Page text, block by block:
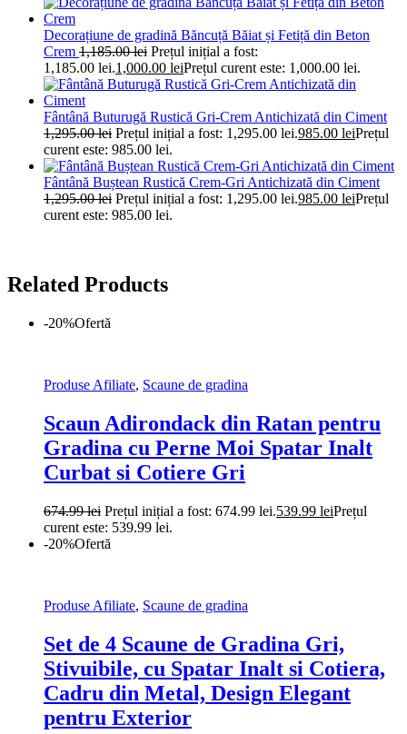
Decorațiune de gradină Băncuță Băiat și Fetiță din Beton
Crem 1,185.00lei Prețul inițial a fost:
1,185.00 lei.1,000.00 leiPrețul curent este: 1,000.00 lei.
Fântână Buturugă Rustică Gri-Crem Antichizată din Ciment
1,295.00lei Prețul inițial a fost: 1,295.00 lei.985.00 leiPrețul
curent este: 985.00 lei.
Fântână Buștean Rustică Crem-Gri Antichizată din Ciment
1,295.00lei Prețul inițial a fost: 1,295.00 lei.985.00 leiPrețul
curent este: 985.00 lei.
Related Products
-20%Ofertă
Produse Afiliate, Scaune de gradina
Scaun Adirondack din Ratan pentru
Gradina cu Perne Moi Spatar Inalt
Curbat si Cotiere Gri
674.99lei Prețul inițial a fost: 674.99 lei.539.99 leiPrețul
curent este: 539.99 lei.
-20%Ofertă
Produse Afiliate, Scaune de gradina
Set de 4 Scaune de Gradina Gri,
Stivuibile, cu Spatar Inalt si Cotiera,
Cadru din Metal, Design Elegant
pentru Exterior